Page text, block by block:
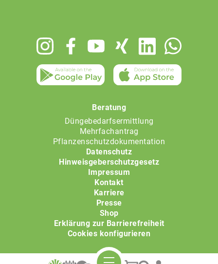
Beratung
Düngebedarfsermittlung
Mehrfachantrag
Pflanzenschutzdokumentation
Datenschutz
Hinweisgeberschutzgesetz
Impressum
Kontakt
Karriere
Presse
Shop
Erklärung zur Barrierefreiheit
Cookies konfigurieren